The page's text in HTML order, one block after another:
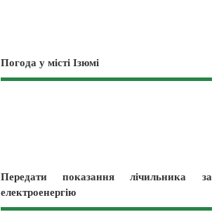
Погода у місті Ізюмі
Передати показання лічильника за
електроенергію